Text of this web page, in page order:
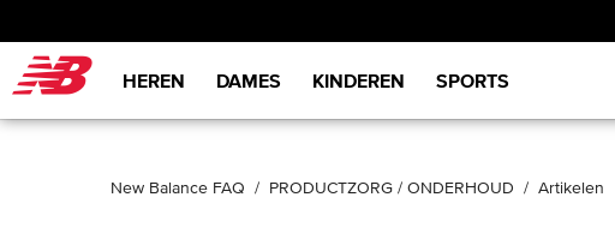
New Balance
HEREN DAMES KINDEREN SPORTS
New Balance FAQ PRODUCTZORG / ONDERHOUD Artikelen